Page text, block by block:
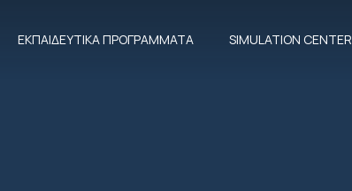
ΕΚΠΑΙΔΕΥΤΙΚΆ ΠΡΟΓΡΆΜΜΑΤΑ SIMULATION CENTER